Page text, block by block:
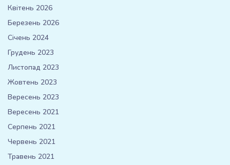
Квітень 2026
Березень 2026
Січень 2024
Грудень 2023
Листопад 2023
Жовтень 2023
Вересень 2023
Вересень 2021
Серпень 2021
Червень 2021
Травень 2021